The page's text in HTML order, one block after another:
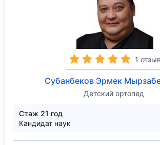
1 отзыв
Субанбеков Эрмек
Детский ортопед
Стаж 21 год
Кандидат наук